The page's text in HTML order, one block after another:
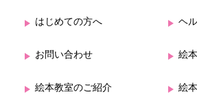
はじめての方へ ヘ
お問い合わせ 絵
絵本教室のご紹介 絵